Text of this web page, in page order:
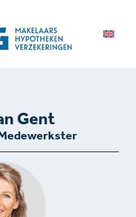
Gent